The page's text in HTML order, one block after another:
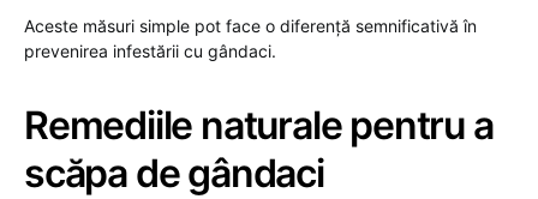
Aceste măsuri simple pot face o diferență semnificativă în
prevenirea infestării cu gândaci.
Remediile naturale pentru a
scăpa de gândaci